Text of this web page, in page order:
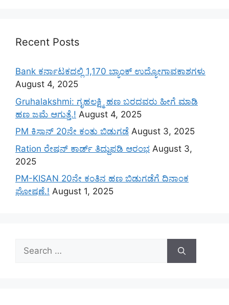
Recent Posts
Bank ಕರ್ನಾಟಕದಲ್ಲಿ 1,170 ಬ್ಯಾಂಕ್ ಉದ್ಯೋಗಾವಕಾಶಗಳು
August 4, 2025
Gruhalakshmi: ಗೃಹಲಕ್ಷ್ಮಿ ಹಣ ಬರದವರು ಹೀಗೆ ಮಾಡಿ
ಹಣ ಜಮೆ‌ ಆಗುತ್ತೆ.! August 4, 2025
PM ಕಿಸಾನ್ 20ನೇ ಕಂತು ಬಿಡುಗಡೆ August 3, 2025
Ration ರೇಷನ್ ಕಾರ್ಡ್ ತಿದ್ದುಪಡಿ ಆರಂಭ August 3,
2025
PM-KISAN 20ನೇ ಕಂತಿನ ಹಣ ಬಿಡುಗಡೆಗೆ ದಿನಾಂಕ
ಘೋಷಣೆ.! August 1, 2025
Search
for: